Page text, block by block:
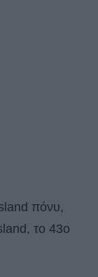
πόνυ,
το 43ο